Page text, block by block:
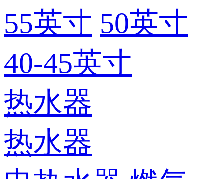
55英寸 50英寸
40-45英寸
热水器
热水器